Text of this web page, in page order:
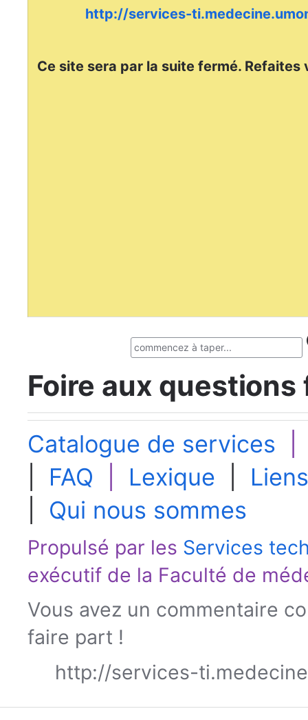
http://services-
Ce site sera par la suite fermé. Refaites
Foire aux
Catalogue de services
FAQ Lexique
Qui nous sommes
Propulsé par les Services
exécutif de la Faculté de
Vous avez un commentaire
faire part !
http://services-